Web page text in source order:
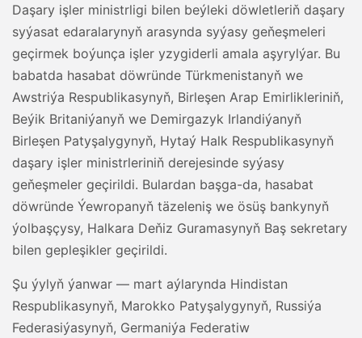
Daşary işler ministrligi bilen beýleki döwletleriň daşary
syýasat edaralarynyň arasynda syýasy geňeşmeleri
geçirmek boýunça işler yzygiderli amala aşyrylýar. Bu
babatda hasabat döwründe Türkmenistanyň we
Awstriýa Respublikasynyň, Birleşen Arap Emirlikleriniň,
Beýik Britaniýanyň we Demirgazyk Irlandiýanyň
Birleşen Patyşalygynyň, Hytaý Halk Respublikasynyň
daşary işler ministrleriniň derejesinde syýasy
geňeşmeler geçirildi. Bulardan başga-da, hasabat
döwründe Ýewropanyň täzeleniş we ösüş bankynyň
ýolbaşçysy, Halkara Deňiz Guramasynyň Baş sekretary
bilen gepleşikler geçirildi.
Şu ýylyň ýanwar — mart aýlarynda Hindistan
Respublikasynyň, Marokko Patyşalygynyň, Russiýa
Federasiýasynyň, Germaniýa Federatiw